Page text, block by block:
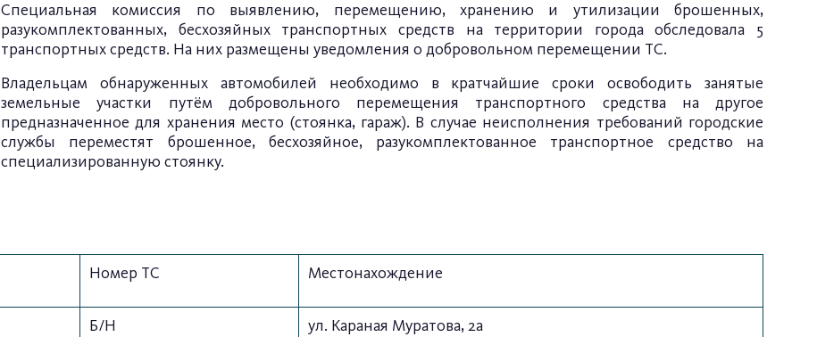
Специальная комиссия по выявлению, перемещению, хранению и утилизации брошенных,
разукомплектованных, бесхозяйных транспортных средств на территории города обследовала 5
транспортных средств. На них размещены уведомления о добровольном перемещении ТС.
Владельцам обнаруженных автомобилей необходимо в кратчайшие сроки освободить занятые
земельные участки путём добровольного перемещения транспортного средства на другое
предназначенное для хранения место (стоянка, гараж). В случае неисполнения требований городские
службы переместят брошенное, бесхозяйное, разукомплектованное транспортное средство на
специализированную стоянку.
Номер ТС Местонахождение
Б/Н ул. Караная Муратова, 2а